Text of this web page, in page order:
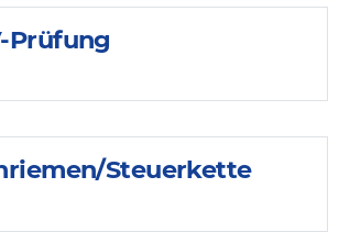
Prüfung
Steuerkette